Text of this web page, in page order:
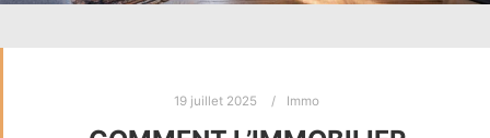
19 juillet 2025 Immo